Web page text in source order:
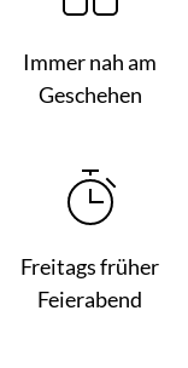
Immer nah am
Geschehen
Freitags früher
Feier­abend